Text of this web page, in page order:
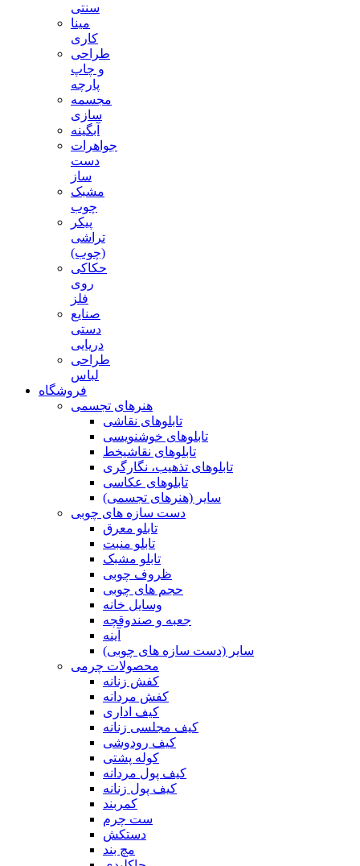
سنتی
مینا
کاری
طراحی
و چاپ
پارچه
مجسمه
سازی
آبگینه
جواهرات
دست
ساز
مشبک
چوب
پیکر
تراشی
(چوب)
حکاکی
روی
فلز
صنایع
دستی
دریایی
طراحی
لباس
فروشگاه
هنرهای تجسمی
تابلوهای نقاشی
تابلوهای خوشنویسی
تابلوهای نقاشیخط
تابلوهای تذهیب، نگارگری
تابلوهای عکاسی
سایر (هنرهای تجسمی)
دست سازه های چوبی
تابلو معرق
تابلو منبت
تابلو مشبک
ظروف چوبی
حجم های چوبی
وسایل خانه
جعبه و صندوقچه
آینه
سایر (دست سازه های چوبی)
محصولات چرمی
کفش زنانه
کفش مردانه
کیف اداری
کیف مجلسی زنانه
کیف رودوشی
کوله پشتی
کیف پول مردانه
کیف پول زنانه
کمربند
ست چرم
دستکش
مچ بند